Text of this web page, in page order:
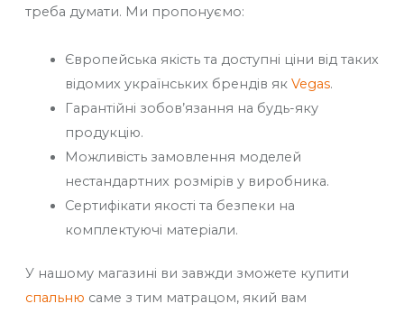
треба думати. Ми пропонуємо:
Європейська якість та доступні ціни від таких
відомих українських брендів як Vegas.
Гарантійні зобов’язання на будь-яку
продукцію.
Можливість замовлення моделей
нестандартних розмірів у виробника.
Сертифікати якості та безпеки на
комплектуючі матеріали.
У нашому магазині ви завжди зможете купити
спальню саме з тим матрацом, який вам